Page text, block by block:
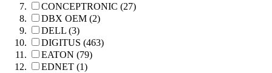
CONCEPTRONIC (27)
DBX OEM (2)
DELL (3)
DIGITUS (463)
EATON (79)
EDNET (1)